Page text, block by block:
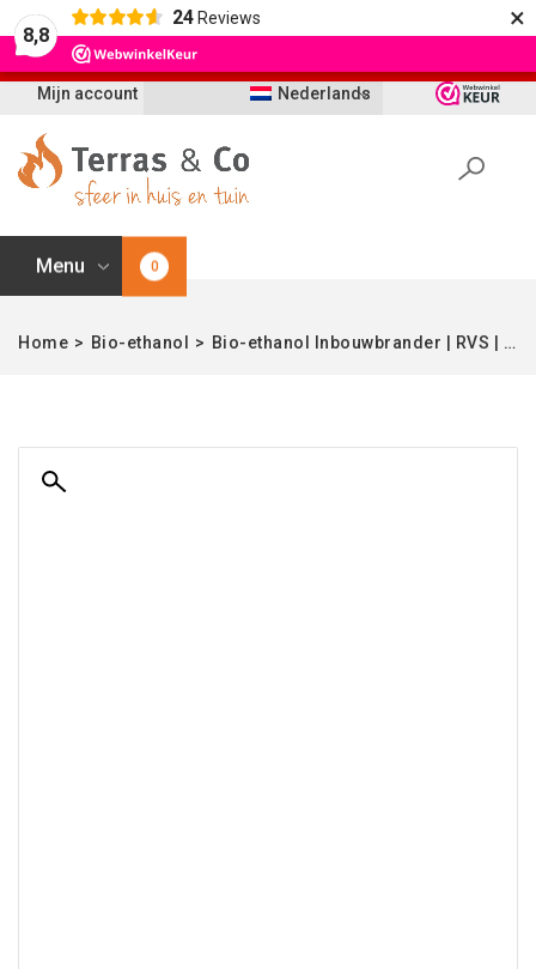
8,8
24 Reviews ×
Nederlands
Mijn account
Menu 0
Home > Bio-ethanol > Bio-ethanol Inbouwbrander | RVS | 21 cm Ø | Enjoyfires
Let op: t/m 21 augustus worden bestellingen
vertraagd geleverd i.v.m. vakantie